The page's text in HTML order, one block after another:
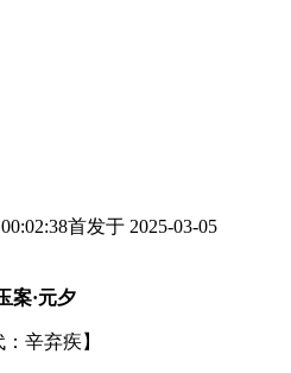
首发于 2025-03-05
案·元夕
：辛弃疾】